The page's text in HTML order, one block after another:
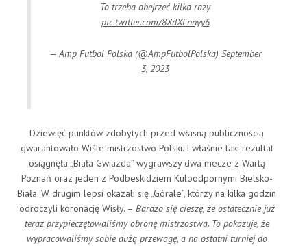
To trzeba obejrzeć kilka razy
pic.twitter.com/8XdXLnnyy6
— Amp Futbol Polska (@AmpFutbolPolska) September
3, 2023
Dziewięć punktów zdobytych przed własną publicznością
gwarantowało Wiśle mistrzostwo Polski. I właśnie taki rezultat
osiągnęła „Biała Gwiazda” wygrawszy dwa mecze z Wartą
Poznań oraz jeden z Podbeskidziem Kuloodpornymi Bielsko-
Biała. W drugim lepsi okazali się „Górale”, którzy na kilka godzin
odroczyli koronację Wisły. – Bardzo się cieszę, że ostatecznie już
teraz przypieczętowaliśmy obronę mistrzostwa. To pokazuje, że
wypracowaliśmy sobie dużą przewagę, a na ostatni turniej do